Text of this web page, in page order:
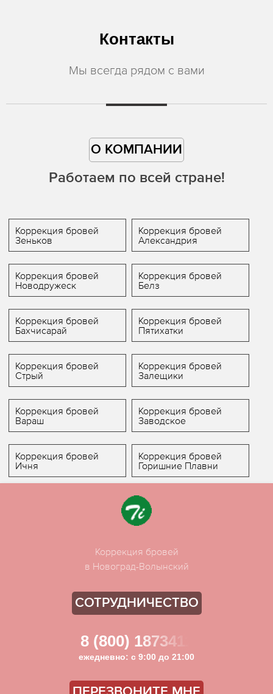
Контакты
Мы всегда рядом с вами
О КОМПАНИИ
Работаем по всей стране!
Коррекция бровей
Зеньков
Коррекция бровей
Александрия
Коррекция бровей
Новодружеск
Коррекция бровей
Белз
Коррекция бровей
Бахчисарай
Коррекция бровей
Пятихатки
Коррекция бровей
Стрый
Коррекция бровей
Залещики
Коррекция бровей
Вараш
Коррекция бровей
Заводское
Коррекция бровей
Ичня
Коррекция бровей
Горишние Плавни
Коррекция бровей
в Новоград-Волынский
СОТРУДНИЧЕСТВО
8 (800) 1873411
ежедневно: с 9:00 до 21:00